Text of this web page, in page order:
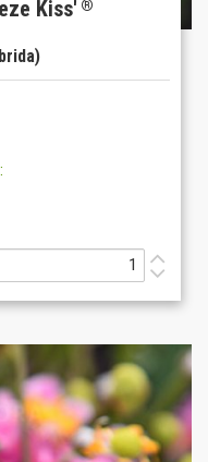
Kiss' ®